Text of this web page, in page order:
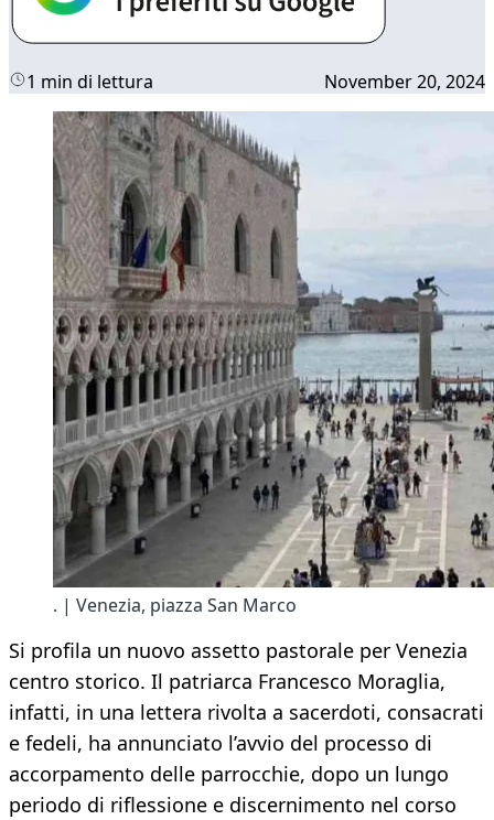
1 min di lettura November 20, 2024
. | Venezia, piazza San Marco
Si profila un nuovo assetto pastorale per Venezia
centro storico. Il patriarca Francesco Moraglia,
infatti, in una lettera rivolta a sacerdoti, consacrati
e fedeli, ha annunciato l’avvio del processo di
accorpamento delle parrocchie, dopo un lungo
periodo di riflessione e discernimento nel corso